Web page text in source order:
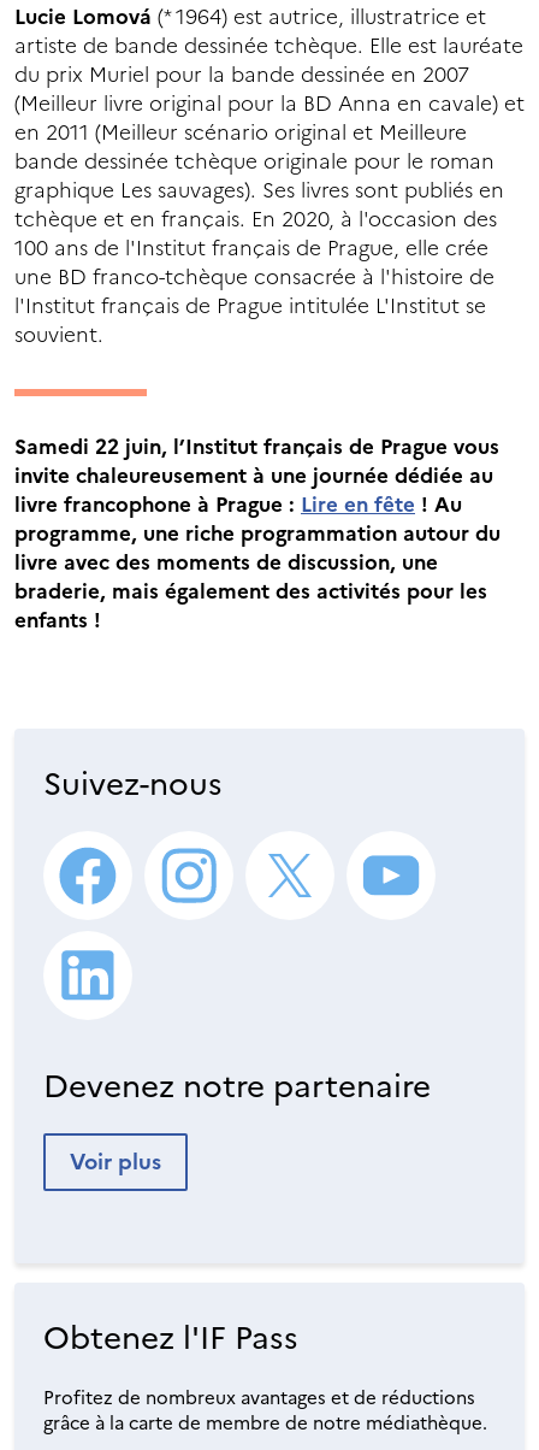
Lucie Lomová (* 1964) est autrice, illustratrice et
artiste de bande dessinée tchèque. Elle est lauréate
du prix Muriel pour la bande dessinée en 2007
(Meilleur livre original pour la BD Anna en cavale) et
en 2011 (Meilleur scénario original et Meilleure
bande dessinée tchèque originale pour le roman
graphique Les sauvages). Ses livres sont publiés en
tchèque et en français. En 2020, à l'occasion des
100 ans de l'Institut français de Prague, elle crée
une BD franco-tchèque consacrée à l'histoire de
l'Institut français de Prague intitulée L'Institut se
souvient.
Samedi 22 juin, l’Institut français de Prague vous
invite chaleureusement à une journée dédiée au
livre francophone à Prague : Lire en fête ! Au
programme, une riche programmation autour du
livre avec des moments de discussion, une
braderie, mais également des activités pour les
enfants !
Suivez-nous
Devenez notre partenaire
Voir plus
Obtenez l'IF Pass
Profitez de nombreux avantages et de réductions
grâce à la carte de membre de notre médiathèque.